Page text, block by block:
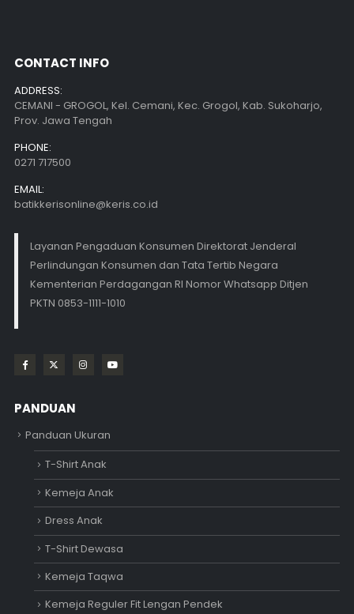
CONTACT INFO
ADDRESS:
CEMANI - GROGOL, Kel. Cemani, Kec. Grogol, Kab. Sukoharjo,
Prov. Jawa Tengah
PHONE:
0271 717500
EMAIL:
batikkerisonline@keris.co.id
Layanan Pengaduan Konsumen Direktorat Jenderal
Perlindungan Konsumen dan Tata Tertib Negara
Kementerian Perdagangan RI Nomor Whatsapp Ditjen
PKTN 0853-1111-1010
PANDUAN
Panduan Ukuran
T-Shirt Anak
Kemeja Anak
Dress Anak
T-Shirt Dewasa
Kemeja Taqwa
Kemeja Reguler Fit Lengan Pendek